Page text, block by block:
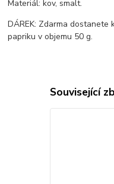
Materiál: kov, smalt.
DÁREK: Zdarma
papriku v objemu 50 g.
Související